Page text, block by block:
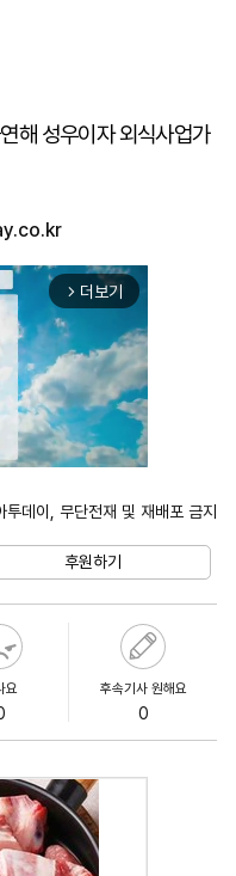
해 성우이자 외식사업가
arrow_forward_ios 더보기
데이, 무단전재 및 재배포 금지
후원하기
요 후속기사 원해요
0